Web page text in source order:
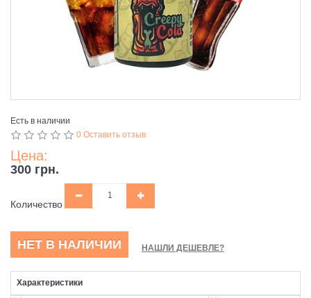
Есть в наличии
0 Оставить отзыв
Цена:
300 грн.
Количество
НЕТ В НАЛИЧИИ НАШЛИ ДЕШЕВЛЕ?
Характеристики